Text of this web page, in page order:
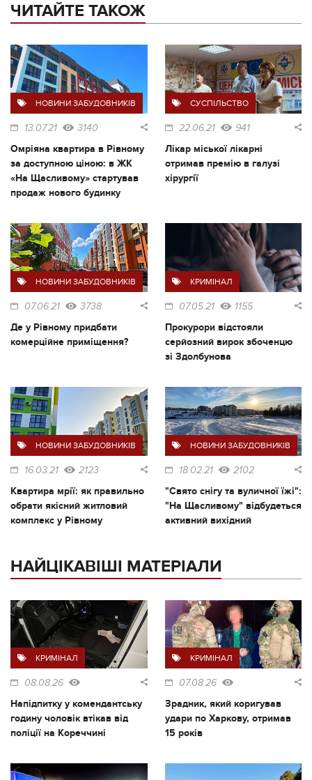
ЧИТАЙТЕ ТАКОЖ
НОВИНИ ЗАБУДОВНИКІВ
13.07.21 3140
Омріяна квартира в Рівному
за доступною ціною: в ЖК
«На Щасливому» стартував
продаж нового будинку
СУСПІЛЬСТВО
22.06.21 941
Лікар міської лікарні
отримав премію в галузі
хірургії
НОВИНИ ЗАБУДОВНИКІВ
07.06.21 3738
Де у Рівному придбати
комерційне приміщення?
КРИМІНАЛ
07.05.21 1155
Прокурори відстояли
серйозний вирок збоченцю
зі Здолбунова
НОВИНИ ЗАБУДОВНИКІВ
16.03.21 2123
Квартира мрії: як правильно
обрати якісний житловий
комплекс у Рівному
НОВИНИ ЗАБУДОВНИКІВ
18.02.21 2102
"Свято снігу та вуличної їжі":
"На Щасливому" відбудеться
активний вихідний
НАЙЦІКАВІШІ МАТЕРІАЛИ
КРИМІНАЛ
08.08.26
Напідпитку у комендантську
годину чоловік втікав від
поліції на Кореччині
КРИМІНАЛ
07.08.26
Зрадник, який коригував
удари по Харкову, отримав
15 років